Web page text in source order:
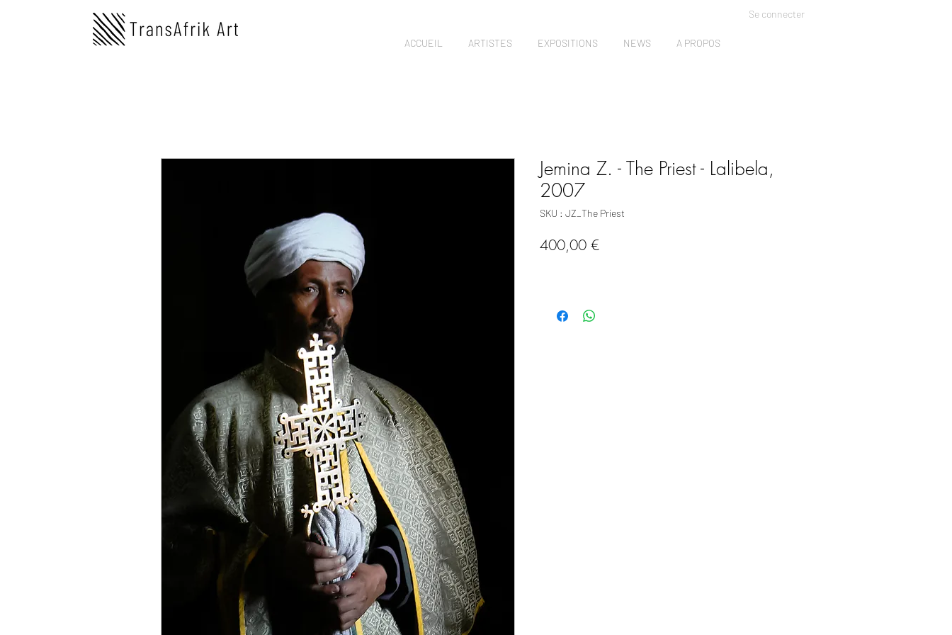
Se connecter
ACCUEIL ARTISTES EXPOSITIONS NEWS A PROPOS
Jemina Z. - The Priest - Lalibela,
2007
SKU : JZ_The Priest
400,00 €Prix